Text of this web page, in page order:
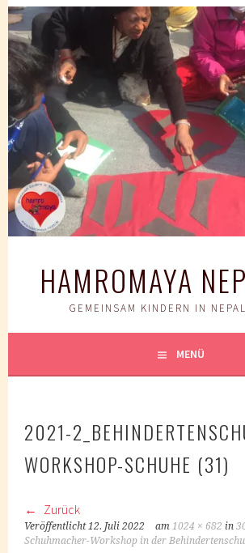
Springe
zum
Inhalt
HAMROMAYA
GEMEINSAM KINDERN IN
MENÜ
2021-
WORKSHOP-SCHUHE (31)
Zurück
Veröffentlicht12. Juli 2022 am1024 × 682 in
Schuhmacher-Workshop in der